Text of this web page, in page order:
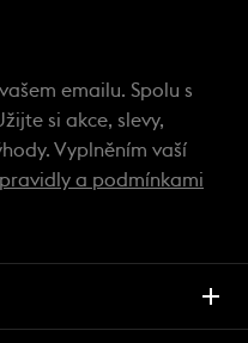
emailu. Spolu s
si akce, slevy,
Vyplněním vaší
pravidly a podmínkami